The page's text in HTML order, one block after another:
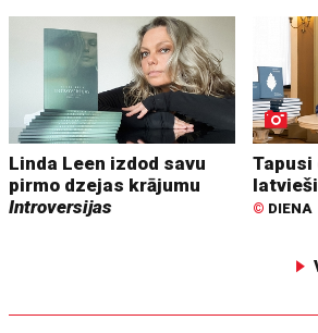
Linda Leen izdod savu
pirmo dzejas krājumu
Introversijas
Tapusi
© DIENA